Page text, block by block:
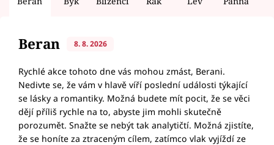
Beran 8. 8. 2026
Rychlé akce tohoto dne vás mohou zmást, Berani.
Nedivte se, že vám v hlavě víří poslední události týkající
se lásky a romantiky. Možná budete mít pocit, že se věci
dějí příliš rychle na to, abyste jim mohli skutečně
porozumět. Snažte se nebýt tak analytičtí. Možná zjistíte,
že se honíte za ztraceným cílem, zatímco vlak vyjíždí ze